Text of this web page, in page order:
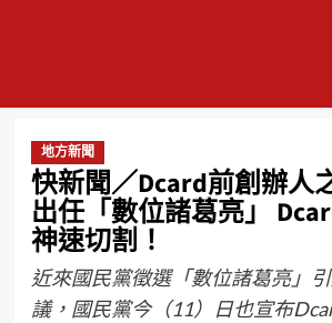
地方新聞
快新聞／Dcard前創辦人
出任「數位諸葛亮」
神速切割！
近來國民黨徵選「數位諸葛亮」
議，國民黨今（11）日也宣布